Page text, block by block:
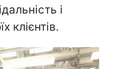
і
клієнтів.